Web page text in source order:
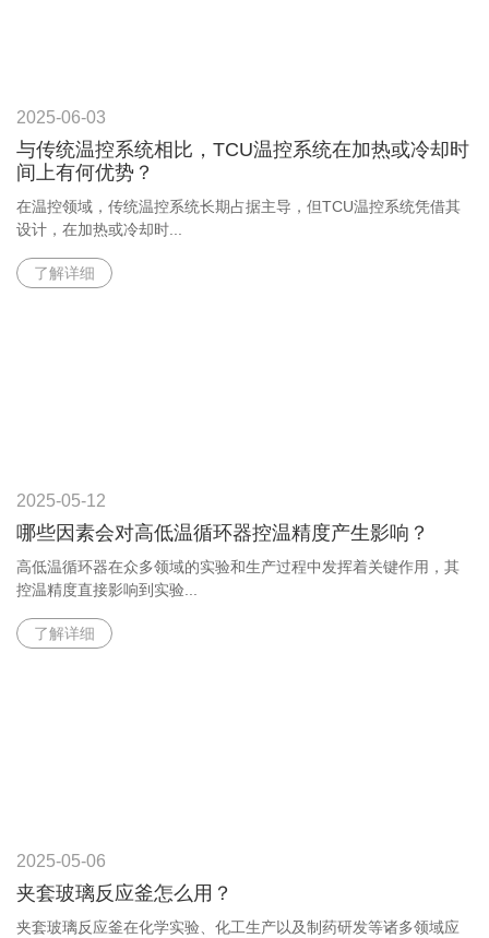
2025-06-03
与传统温控系统相比，TCU温控系统在加热或冷却时
间上有何优势？
在温控领域，传统温控系统长期占据主导，但TCU温控系统凭借其
设计，在加热或冷却时...
了解详细
2025-05-12
哪些因素会对高低温循环器控温精度产生影响？
高低温循环器在众多领域的实验和生产过程中发挥着关键作用，其
控温精度直接影响到实验...
了解详细
2025-05-06
夹套玻璃反应釜怎么用？
夹套玻璃反应釜在化学实验、化工生产以及制药研发等诸多领域应